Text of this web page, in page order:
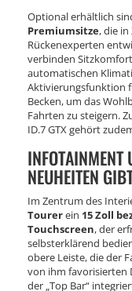
Optional erhältlich
Premiumsitze, die
Rückenexperten
verbinden
automatischen
Aktivierungsfunktion
Becken, um das
Fahrten zu steigern.
ID.7 GTX gehört
INFOTAINMENT
NEUHEITEN
Im Zentrum des
Tourerein 15 Zoll
Touchscreen, der
selbsterklärend
obere Leiste, die der
von ihm favorisierten
der „Top Bar“